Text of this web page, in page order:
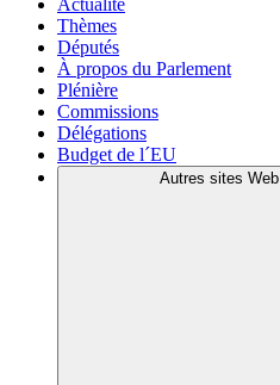
Actualité
Thèmes
Députés
À propos du Parlement
Plénière
Commissions
Délégations
Budget de l´EU
Autres sites Web